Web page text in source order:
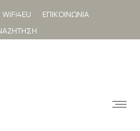
WiFi4EU
ΕΠΙΚΟΙΝΩΝΙΑ